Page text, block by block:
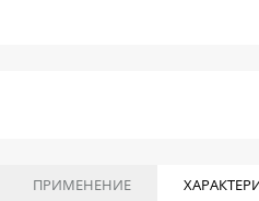
ПРИМЕНЕНИЕ